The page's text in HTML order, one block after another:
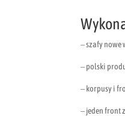
– szafy nowe
– polski
– korpusy i
– jeden front